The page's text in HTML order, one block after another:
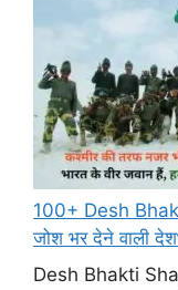
100+ Desh
जोश भर देने वाली
Desh Bhakti